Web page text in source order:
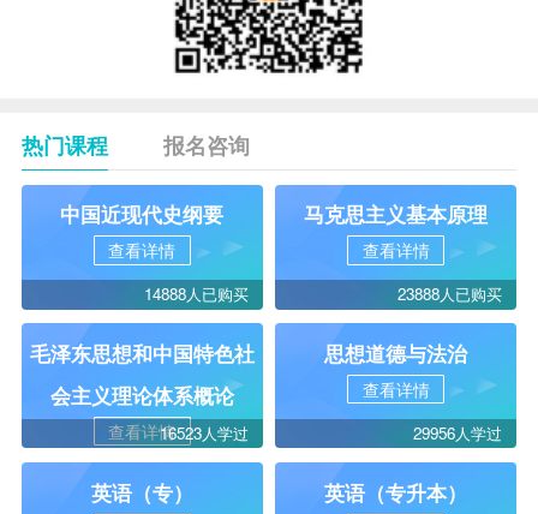
热门课程 报名咨询
中国近现代史纲要
查看详情
14888人已购买
马克思主义基本原理
查看详情
23888人已购买
毛泽东思想和中国特色社
会主义理论体系概论
查看详情16523人学过
思想道德与法治
查看详情
29956人学过
英语（专） 英语（专升本）